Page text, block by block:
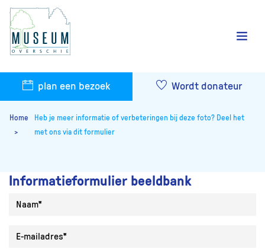
plan een bezoek Wordt donateur
Home
Heb je meer informatie of verbeteringen bij deze foto? Deel het
met ons via dit formulier
Informatieformulier beeldbank